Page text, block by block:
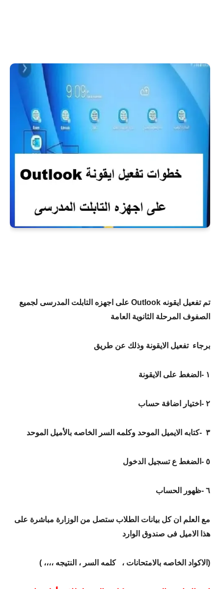
تم تفعيل ايقونه Outlook على اجهزه التابلت المدرسى لجميع
الصفوف المرحلة الثانوية العامة
برجاء تفعيل الايقونة وذلك عن طريق
١ - الضغط على الايقونة
٢ - اختيار اضافة حساب
٣ -كتابه الايميل الموحد وكلمه السر الخاصه بالأميل الموحد
٥ - الضغط ع تسجيل الدخول
٦ -ظهور الحساب
مع العلم ان كل بيانات الطلاب ستصل من الوزارة مباشرة على
هذا الاميل فى صندوق الوارد
( الاكواد الخاصه بالامتحانات ، كلمه السر ، النتيجه ،،،، )